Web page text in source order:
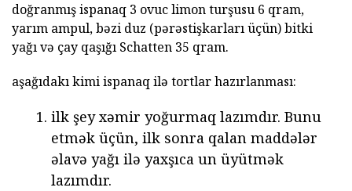
doğranmış ispanaq 3 ovuc limon turşusu 6 qram,
yarım ampul, bəzi duz (pərəstişkarları üçün) bitki
yağı və çay qaşığı Schatten 35 qram.
aşağıdakı kimi ispanaq ilə tortlar hazırlanması:
ilk şey xəmir yoğurmaq lazımdır. Bunu
etmək üçün, ilk sonra qalan maddələr
əlavə yağı ilə yaxşıca un üyütmək
lazımdır.